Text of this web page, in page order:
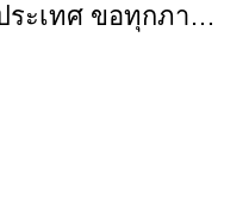
ระเทศ ขอทุกภาค